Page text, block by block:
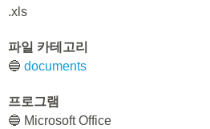
.xls
파일 카테고리
🔵 documents
프로그램
🔵 Microsoft Office